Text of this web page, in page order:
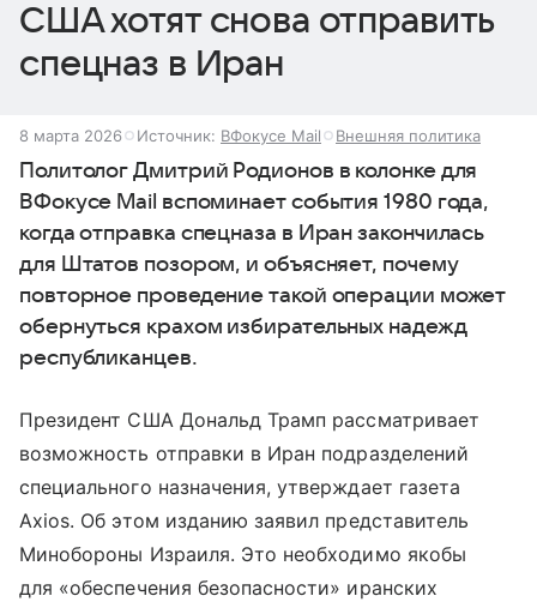
США хотят снова отправить
спецназ в Иран
8 марта 2026 Источник: ВФокусе Mail Внешняя политика
Политолог Дмитрий Родионов в колонке для
ВФокусе Mail вспоминает события 1980 года,
когда отправка спецназа в Иран закончилась
для Штатов позором, и объясняет, почему
повторное проведение такой операции может
обернуться крахом избирательных надежд
республиканцев.
Президент США Дональд Трамп рассматривает
возможность отправки в Иран подразделений
специального назначения, утверждает газета
Axios. Об этом изданию заявил представитель
Минобороны Израиля. Это необходимо якобы
для «обеспечения безопасности» иранских